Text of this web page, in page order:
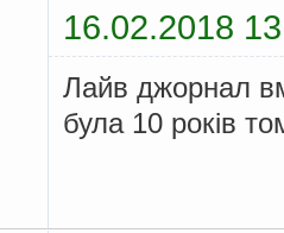
16.02.2018
Лайв джорнал
була 10 років